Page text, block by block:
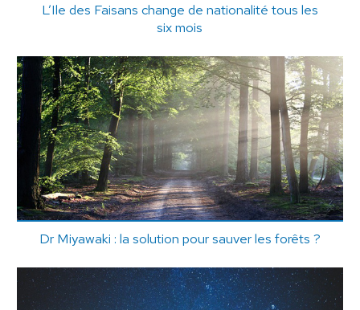
L’Ile des Faisans change de nationalité tous les
six mois
Dr Miyawaki : la solution pour sauver les forêts ?